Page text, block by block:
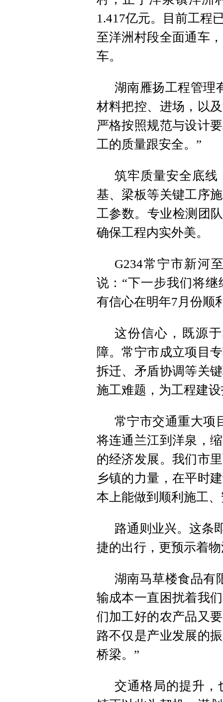
1.417亿元。目前工程
至洋洲村段全面通车
车。
湖南雁扬工程管理
材料把控、进场，以
严格按照规范与设计
工的质量跟安全。”
筑牢质量安全底线
基、梁板等关键工序
工参数。专业检测团
确保工程内实外美。
G234常宁市新河
说：“下一步我们将
有信心在明年7月份顺
这份信心，既源
障。常宁市成立项目
拆迁、矛盾协调等关
施工难题，为工程建
常宁市交通重大项
将连通兰江到洋泉，
的经济发展。我们市
乡镇的力量，在平时
本上能做到顺利施工
路通则业兴。这条
捷的出行，更预示着
湖南马草楼食品有
输成本一直困扰着我
们加工好的农产品又
路不仅是产业发展的
桥梁。”
交通格局的提升，